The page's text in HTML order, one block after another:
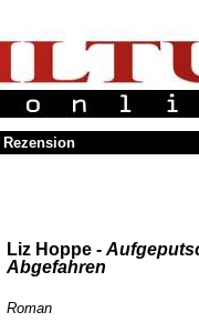
Rezension
Liz Hoppe -
Abgefahren
Roman